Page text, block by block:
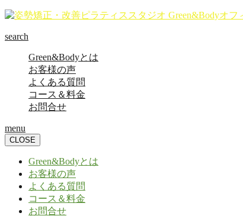
search
Green&Bodyとは
お客様の声
よくある質問
コース＆料金
お問合せ
menu
CLOSE
Green&Bodyとは
お客様の声
よくある質問
コース＆料金
お問合せ